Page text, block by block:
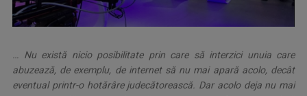
… Nu există nicio posibilitate prin care să interzici unuia care
abuzează, de exemplu, de internet să nu mai apară acolo, decât
eventual printr-o hotărâre judecătorească. Dar acolo deja nu mai